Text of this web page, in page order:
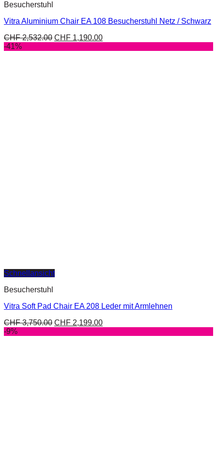
Besucherstuhl
Vitra Aluminium Chair EA 108 Besucherstuhl Netz / Schwarz
CHF2,532.00 CHF 1,190.00
-41%
Schnellansicht
Besucherstuhl
Vitra Soft Pad Chair EA 208 Leder mit Armlehnen
CHF3,750.00 CHF 2,199.00
-9%